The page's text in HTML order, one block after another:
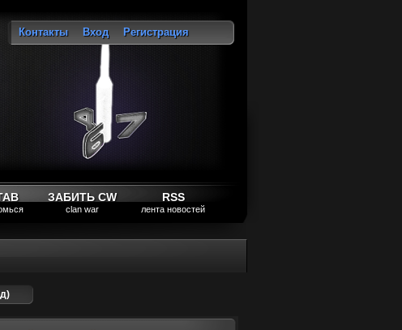
Контакты Вход
Регистрация
ЗАБИТЬ CW
clan war
RSS
лента новостей